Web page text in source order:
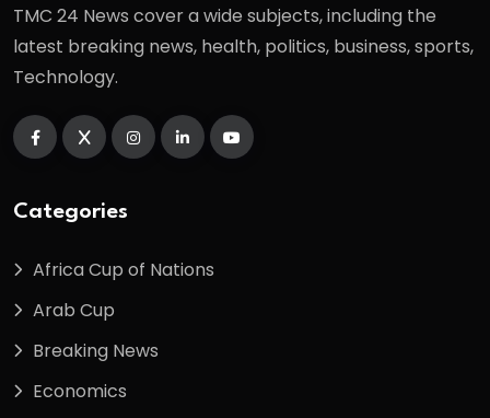
TMC 24 News cover a wide subjects, including the
latest breaking news, health, politics, business, sports,
Technology.
Categories
Africa Cup of Nations
Arab Cup
Breaking News
Economics